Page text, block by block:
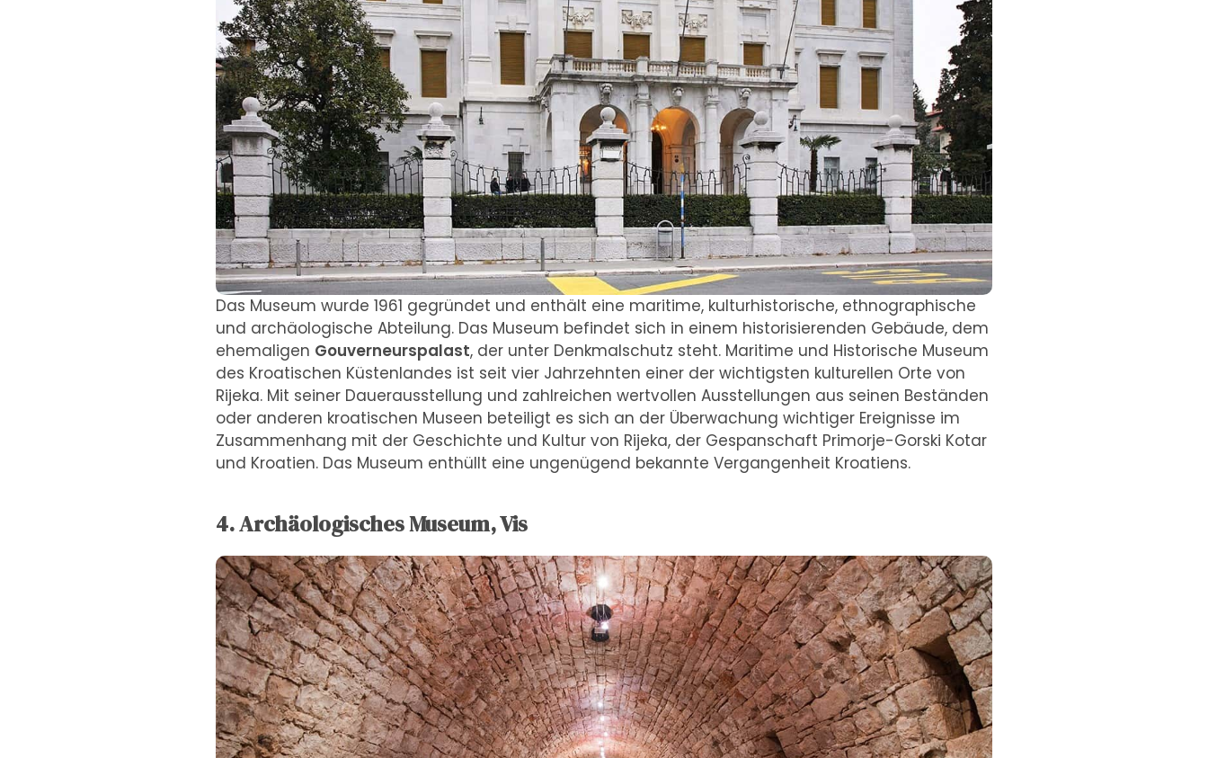
Das Museum wurde 1961 gegründet und enthält eine maritime, kulturhistorische, ethnographische
und archäologische Abteilung. Das Museum befindet sich in einem historisierenden Gebäude, dem
ehemaligen Gouverneurspalast, der unter Denkmalschutz steht. Maritime und Historische Museum
des Kroatischen Küstenlandes ist seit vier Jahrzehnten einer der wichtigsten kulturellen Orte von
Rijeka. Mit seiner Dauerausstellung und zahlreichen wertvollen Ausstellungen aus seinen Beständen
oder anderen kroatischen Museen beteiligt es sich an der Überwachung wichtiger Ereignisse im
Zusammenhang mit der Geschichte und Kultur von Rijeka, der Gespanschaft Primorje-Gorski Kotar
und Kroatien. Das Museum enthüllt eine ungenügend bekannte Vergangenheit Kroatiens.
4. Archäologisches Museum, Vis